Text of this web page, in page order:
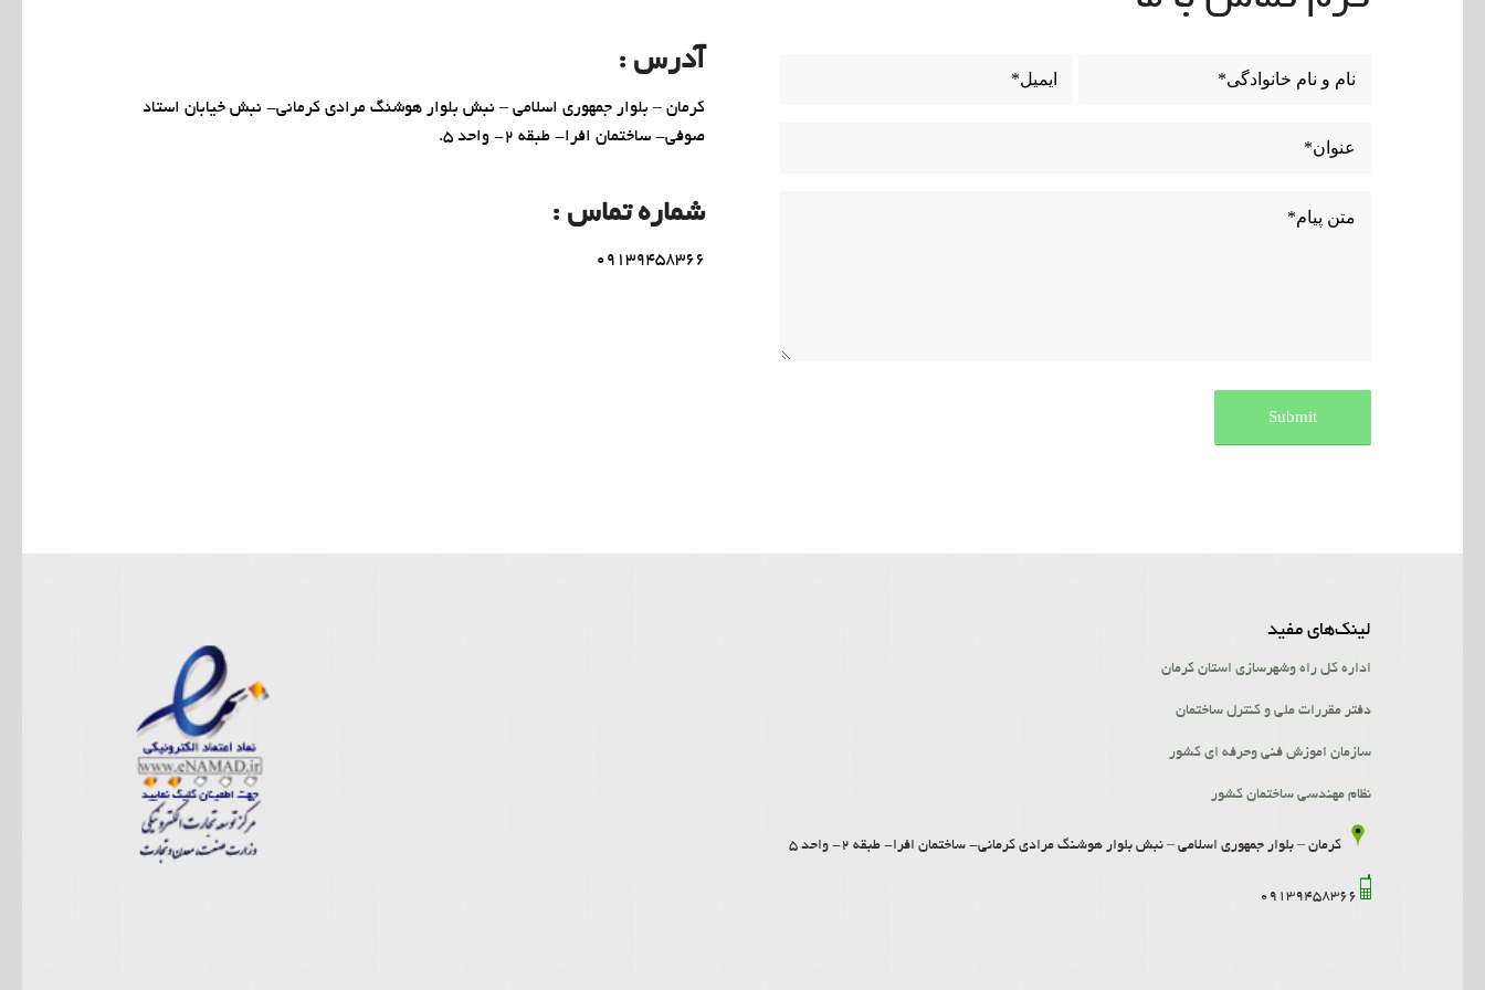
آدرس :
کرمان – بلوار جمهوری اسلامی – نبش بلوار هوشنگ مرادی کرمانی- نبش خیابان استاد
صوفی- ساختمان افرا- طبقه 2- واحد 5.
شماره تماس :
09139458366
لینک‌‌های مفید
اداره کل راه وشهرسازی استان کرمان
دفتر مقررات ملی و کنترل ساختمان
سازمان اموزش فنی وحرفه ای کشور
نظام مهندسی ساختمان کشور
کرمان – بلوار جمهوری اسلامی – نبش بلوار هوشنگ مرادی کرمانی- ساختمان افرا- طبقه 2- واحد 5
09139458366